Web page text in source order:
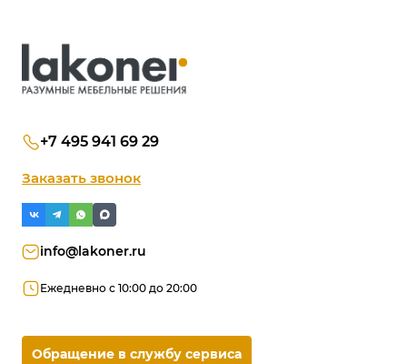
+7 495 941 69 29
Заказать звонок
info@lakoner.ru
Ежедневно с 10:00 до 20:00
Обращение в службу сервиса